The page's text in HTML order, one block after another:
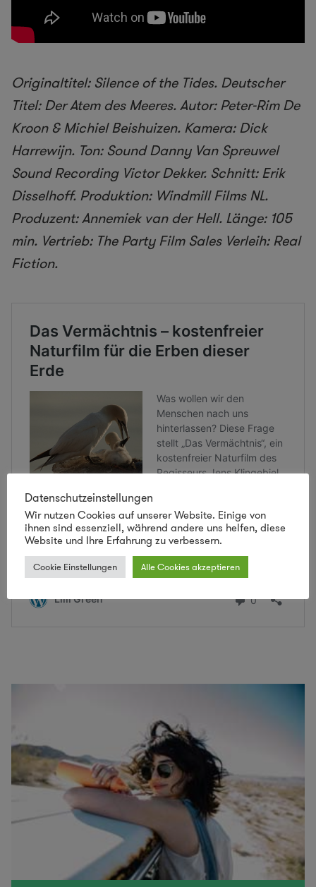
Originaltitel: Silence of the Tides. Deutscher
Titel: Der Atem des Meeres. Autor: Peter-Rim De
Kroon & Michiel Beishuizen. Kamera: Dick
Harrewijn. Ton: Sound Danny Van Spreuwel
Sound Recording Victor Dekker. Schnitt: Erik
Disselhoff. Produktion: Windmill Films NL.
Produzent: Annemiek van der Hell. Länge: 105
min. Vertrieb: The Party Film Sales Verleih: Real
Fiction.
Datenschutzeinstellungen
Wir nutzen Cookies auf unserer Website. Einige von
ihnen sind essenziell, während andere uns helfen, diese
Website und Ihre Erfahrung zu verbessern.
Cookie Einstellungen Alle Cookies akzeptieren